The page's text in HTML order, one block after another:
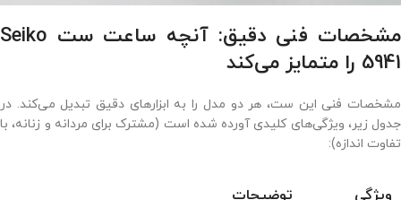
مشخصات فنی دقیق: آنچه ساعت ست Seiko
5941 را متمایز می‌کند
مشخصات فنی این ست، هر دو مدل را به ابزارهای دقیق تبدیل می‌کند. در
جدول زیر، ویژگی‌های کلیدی آورده شده است (مشترک برای مردانه و زنانه، با
تفاوت اندازه):
ویژگی توضیحات